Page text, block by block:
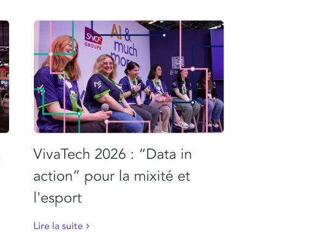
VivaTech 2026 : “Data in
action” pour la mixité et
l'esport
Lire la suite